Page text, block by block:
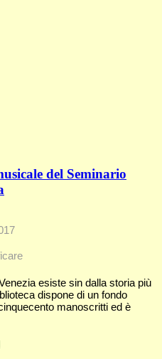
del Seminario
esiste sin dalla storia più
dispone di un fondo
manoscritti ed è